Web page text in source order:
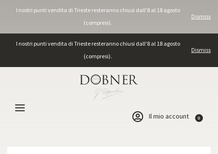
I nostri punti vendita di Trieste resteranno chiusi dall'8 al 18 agosto
(compresi).
Dismiss
I nostri punti vendita di Trieste resteranno chiusi dall'8 al 18 agosto
(compresi).
Dismiss
Il mio account 0